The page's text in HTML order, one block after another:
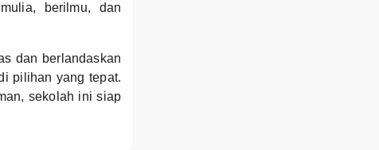
berilmu, dan
dan berlandaskan
pilihan yang tepat.
sekolah ini siap